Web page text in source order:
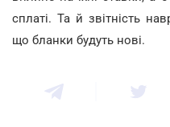
сплаті. Та й звітність
що бланки будуть нові.